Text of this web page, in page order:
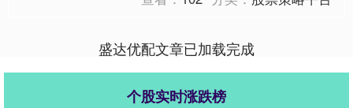
盛达优配文章已加载完成
个股实时涨跌榜